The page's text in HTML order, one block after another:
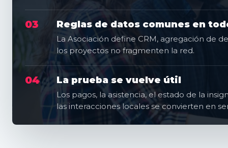
03 Reglas de datos comunes en
La Asociación define CRM, agregación de
los proyectos no fragmenten la red.
04 La prueba se vuelve útil
Los pagos, la asistencia, el estado de la
las interacciones locales se convierten en